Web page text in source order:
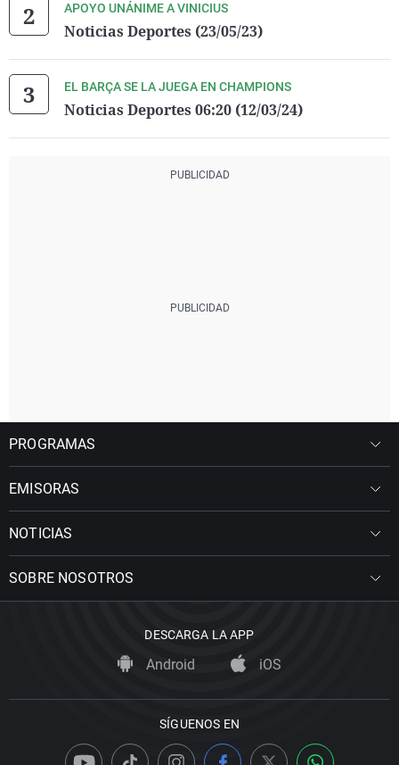
APOYO UNÁNIME A VINICIUS
Noticias Deportes (23/05/23)
EL BARÇA SE LA JUEGA EN CHAMPIONS
Noticias Deportes 06:20 (12/03/24)
PROGRAMAS
EMISORAS
NOTICIAS
SOBRE NOSOTROS
DESCARGA LA APP
Android iOS
SÍGUENOS EN